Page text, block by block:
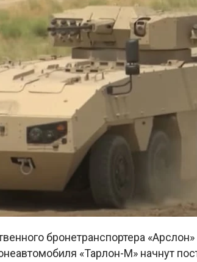
бронетранспортера «Арслон»
«Тарлон-M» начнут